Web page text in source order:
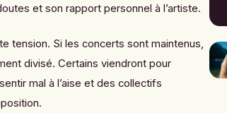
et son rapport personnel à l’artiste.
tension. Si les concerts sont maintenus,
divisé. Certains viendront pour
mal à l’aise et des collectifs